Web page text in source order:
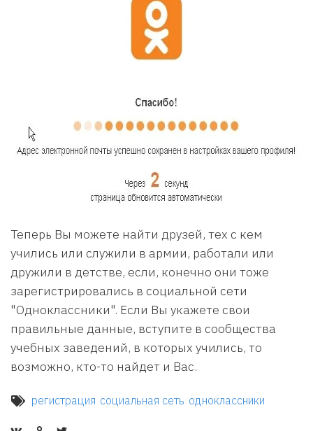
Теперь Вы можете найти друзей, тех с кем
учились или служили в армии, работали или
дружили в детстве, если, конечно они тоже
зарегистрировались в социальной сети
"Одноклассники". Если Вы укажете свои
правильные данные, вступите в сообщества
учебных заведений, в которых учились, то
возможно, кто-то найдет и Вас.
регистрация социальная сеть одноклассники